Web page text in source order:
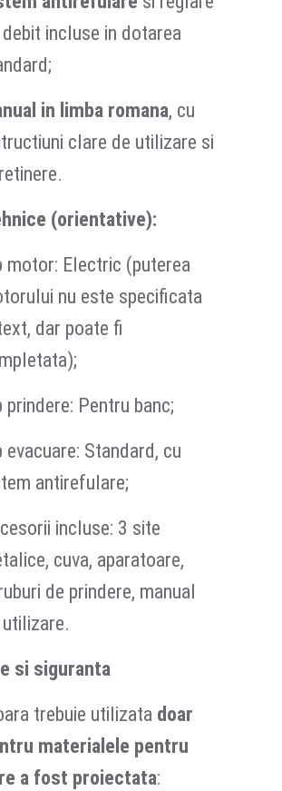
incluse in dotarea
in limba romana, cu
clare de utilizare si
(orientative):
motor: Electric (puterea
nu este specificata
dar poate fi
prindere: Pentru banc;
evacuare: Standard, cu
antirefulare;
incluse: 3 site
cuva, aparatoare,
de prindere, manual
si siguranta
trebuie utilizata doar
materialele pentru
a fost proiectata: